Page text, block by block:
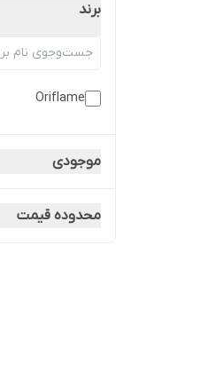
برند
Oriflame
موجودی
محدوده قیمت